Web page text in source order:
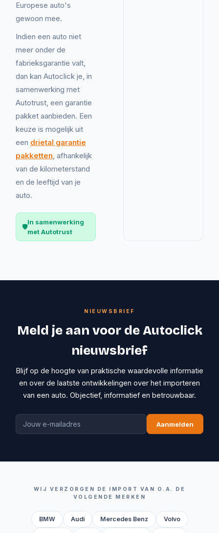
Europese auto's
gewoon mee.
Indien een auto niet
meer onder de
fabrieksgarantie valt,
dan kan Autoclick je, in
samenwerking met
Autotrust, een garantie
pakket aanbieden. Een
keuze is mogelijk uit
een drietal garantie
pakketten, afhankelijk
van de kilometerstand
en de leeftijd van je
auto.
🛡️
In samenwerking
met Autotrust
NIEUWSBRIEF
Meld je aan voor de Autoclick
nieuwsbrief
Blijf op de hoogte van praktische waardevolle informatie
en over de laatste ontwikkelingen over het importeren
van een auto. Objectief, informatief en betrouwbaar.
Aanmelden
WIJ VERZORGEN DE IMPORT VAN O.A. DE
VOLGENDE MERKEN
BMW Audi Mercedes Benz Volvo